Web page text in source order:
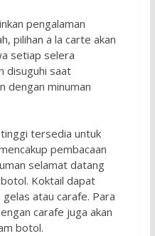
pengalaman
pilihan a la carte akan
setiap selera
disuguhi saat
dengan minuman
tersedia untuk
pembacaan
selamat datang
Koktail dapat
atau carafe. Para
carafe juga akan
botol.